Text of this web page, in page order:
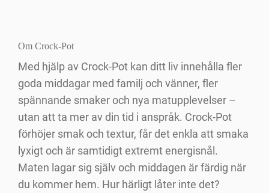
Om Crock-Pot
Med hjälp av Crock-Pot kan ditt liv innehålla fler
goda middagar med familj och vänner, fler
spännande smaker och nya matupplevelser –
utan att ta mer av din tid i anspråk. Crock-Pot
förhöjer smak och textur, får det enkla att smaka
lyxigt och är samtidigt extremt energisnål.
Maten lagar sig själv och middagen är färdig när
du kommer hem. Hur härligt låter inte det?